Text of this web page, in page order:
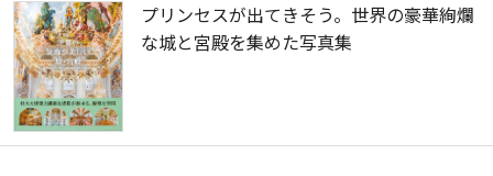
プリンセスが出てきそう。世界の豪華絢爛
な城と宮殿を集めた写真集